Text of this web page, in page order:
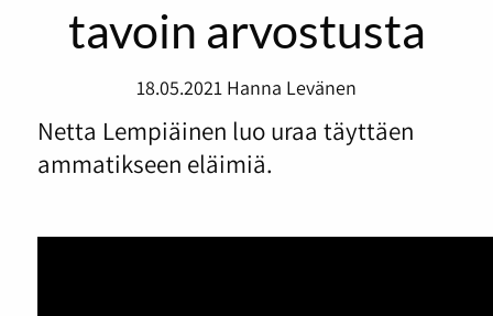
tavoin arvostusta
18.05.2021 Hanna Levänen
Netta Lempiäinen luo uraa täyttäen
ammatikseen eläimiä.